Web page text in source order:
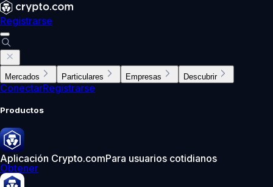
Registrarse
Mercados Particulares Empresas Descubrir
ConectarRegistrarse
Productos
Aplicación Crypto.comPara usuarios cotidianos
Obtener